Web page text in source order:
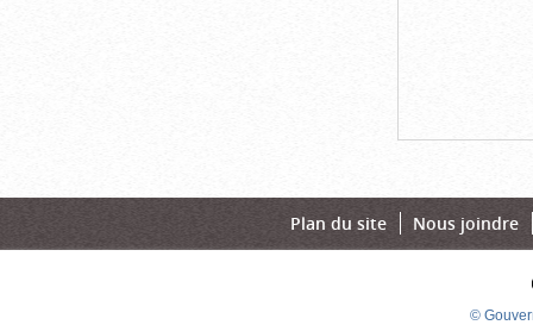
Plan du site Nous joindre
©